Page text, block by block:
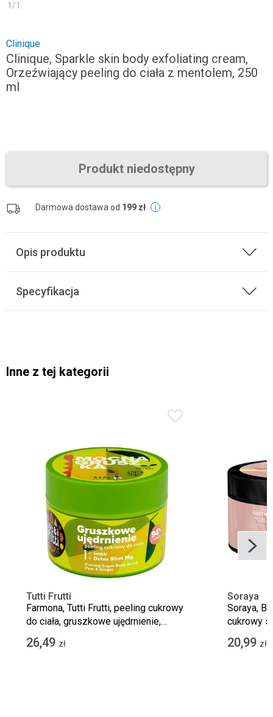
1 /1
Clinique
Clinique, Sparkle skin body exfoliating cream,
Orzeźwiający peeling do ciała z mentolem, 250
ml
Produkt niedostępny
Darmowa dostawa od 199 zł
Opis produktu
Specyfikacja
Inne z tej kategorii
Tutti Frutti
Farmona, Tutti Frutti, peeling cukrowy
do ciała, gruszkowe ujędrnienie,
gruszka&imbir, 300g
26,49 zł
Soraya
Soraya,
cukrowy
20,99 zł